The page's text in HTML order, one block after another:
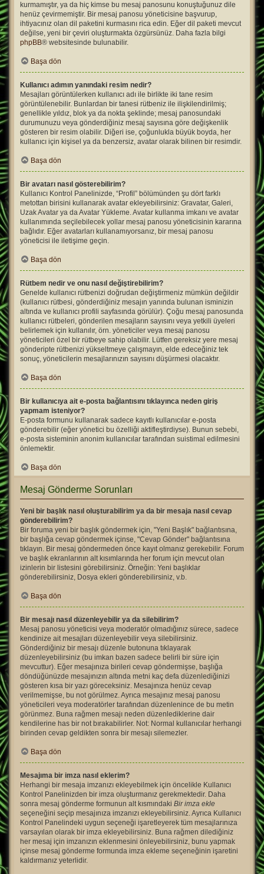
kurmamıştır, ya da hiç kimse bu mesaj panosunu konuştuğunuz dile
henüz çevirmemiştir. Bir mesaj panosu yöneticisine başvurup,
ihtiyacınız olan dil paketini kurmasını rica edin. Eğer dil paketi mevcut
değilse, yeni bir çeviri oluşturmakta özgürsünüz. Daha fazla bilgi
phpBB® websitesinde bulunabilir.
Başa dön
Kullanıcı adımın yanındaki resim nedir?
Mesajları görüntülerken kullanıcı adı ile birlikte iki tane resim
görüntülenebilir. Bunlardan bir tanesi rütbeniz ile ilişkilendirilmiş;
genellikle yıldız, blok ya da nokta şeklinde; mesaj panosundaki
durumunuzu veya gönderdiğiniz mesaj sayısına göre değişkenlik
gösteren bir resim olabilir. Diğeri ise, çoğunlukla büyük boyda, her
kullanıcı için kişisel ya da benzersiz, avatar olarak bilinen bir resimdir.
Başa dön
Bir avatarı nasıl gösterebilirim?
Kullanıcı Kontrol Panelinizde, “Profil” bölümünden şu dört farklı
metottan birisini kullanarak avatar ekleyebilirsiniz: Gravatar, Galeri,
Uzak Avatar ya da Avatar Yükleme. Avatar kullanma imkanı ve avatar
kullanımında seçilebilecek yollar mesaj panosu yöneticisinin kararına
bağlıdır. Eğer avatarları kullanamıyorsanız, bir mesaj panosu
yöneticisi ile iletişime geçin.
Başa dön
Rütbem nedir ve onu nasıl değiştirebilirim?
Genelde kullanıcı rütbenizi doğrudan değiştirmeniz mümkün değildir
(kullanıcı rütbesi, gönderdiğiniz mesajın yanında bulunan isminizin
altında ve kullanıcı profili sayfasında görülür). Çoğu mesaj panosunda
kullanıcı rütbeleri, gönderilen mesajların sayısını veya yetkili üyeleri
belirlemek için kullanılır, örn. yöneticiler veya mesaj panosu
yöneticileri özel bir rütbeye sahip olabilir. Lütfen gereksiz yere mesaj
gönderipte rütbenizi yükseltmeye çalışmayın, elde edeceğiniz tek
sonuç, yöneticilerin mesajlarınızın sayısını düşürmesi olacaktır.
Başa dön
Bir kullanıcıya ait e-posta bağlantısını tıklayınca neden giriş
yapmam isteniyor?
E-posta formunu kullanarak sadece kayıtlı kullanıcılar e-posta
gönderebilir (eğer yönetici bu özelliği aktifleştirdiyse). Bunun sebebi,
e-posta sisteminin anonim kullanıcılar tarafından suistimal edilmesini
önlemektir.
Başa dön
Mesaj Gönderme Sorunları
Yeni bir başlık nasıl oluşturabilirim ya da bir mesaja nasıl cevap
gönderebilirim?
Bir foruma yeni bir başlık göndermek için, "Yeni Başlık" bağlantısına,
bir başlığa cevap göndermek içinse, "Cevap Gönder" bağlantısına
tıklayın. Bir mesaj göndermeden önce kayıt olmanız gerekebilir. Forum
ve başlık ekranlarının alt kısımlarında her forum için mevcut olan
izinlerin bir listesini görebilirsiniz. Örneğin: Yeni başlıklar
gönderebilirsiniz, Dosya ekleri gönderebilirsiniz, v.b.
Başa dön
Bir mesajı nasıl düzenleyebilir ya da silebilirim?
Mesaj panosu yöneticisi veya moderatör olmadığınız sürece, sadece
kendinize ait mesajları düzenleyebilir veya silebilirsiniz.
Gönderdiğiniz bir mesajı düzenle butonuna tıklayarak
düzenleyebilirsiniz (bu imkan bazen sadece belirli bir süre için
mevcuttur). Eğer mesajınıza birileri cevap göndermişse, başlığa
döndüğünüzde mesajınızın altında metni kaç defa düzenlediğinizi
gösteren kısa bir yazı göreceksiniz. Mesajınıza henüz cevap
verilmemişse, bu not görülmez. Ayrıca mesajınız mesaj panosu
yöneticileri veya moderatörler tarafından düzenlenince de bu metin
görünmez. Buna rağmen mesajı neden düzenlediklerine dair
kendilerine has bir not bırakabilirler. Not: Normal kullanıcılar herhangi
birinden cevap geldikten sonra bir mesajı silemezler.
Başa dön
Mesajıma bir imza nasıl eklerim?
Herhangi bir mesaja imzanızı ekleyebilmek için öncelikle Kullanıcı
Kontrol Panelinizden bir imza oluşturmanız gerekmektedir. Daha
sonra mesaj gönderme formunun alt kısmındaki Bir imza ekle
seçeneğini seçip mesajınıza imzanızı ekleyebilirsiniz. Ayrıca Kullanıcı
Kontrol Panelindeki uygun seçeneği işaretleyerek tüm mesajlarınıza
varsayılan olarak bir imza ekleyebilirsiniz. Buna rağmen dilediğiniz
her mesaj için imzanızın eklenmesini önleyebilirsiniz, bunu yapmak
içinse mesaj gönderme formunda imza ekleme seçeneğinin işaretini
kaldırmanız yeterlidir.